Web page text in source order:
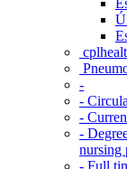
-
-
-
-
nursing
- Full